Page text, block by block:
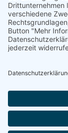
Ob
oder
für Ihr